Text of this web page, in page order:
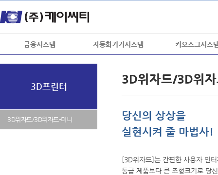
금융시스템 자동화기기시스템 키오스크시스
3D프린터
3D위자드/3D위자드-미니
3D위자드/3D위
당신의 상상을
실현시켜 줄 마법사!
[3D위자드]는 간편한 사용자 인
동급 제품보다 큰 조형크기로 당